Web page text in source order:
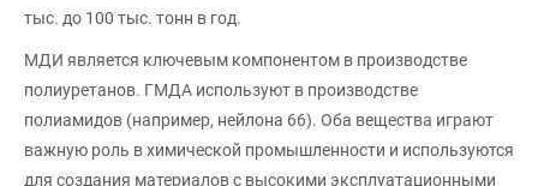
тыс. до 100 тыс. тонн в год.
МДИ является ключевым компонентом в производстве
полиуретанов. ГМДА используют в производстве
полиамидов (например, нейлона 66). Оба вещества играют
важную роль в химической промышленности и используются
для создания материалов с высокими эксплуатационными